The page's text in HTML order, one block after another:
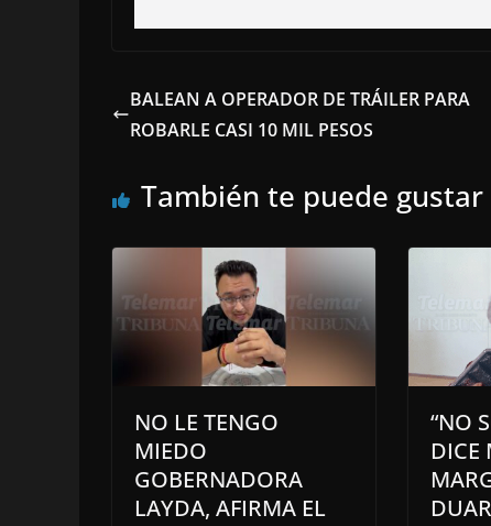
BALEAN A OPERADOR DE TRÁILER PARA
ROBARLE CASI 10 MIL PESOS
También te puede gustar
NO LE TENGO
MIEDO
GOBERNADORA
LAYDA, AFIRMA EL
“NO
DICE